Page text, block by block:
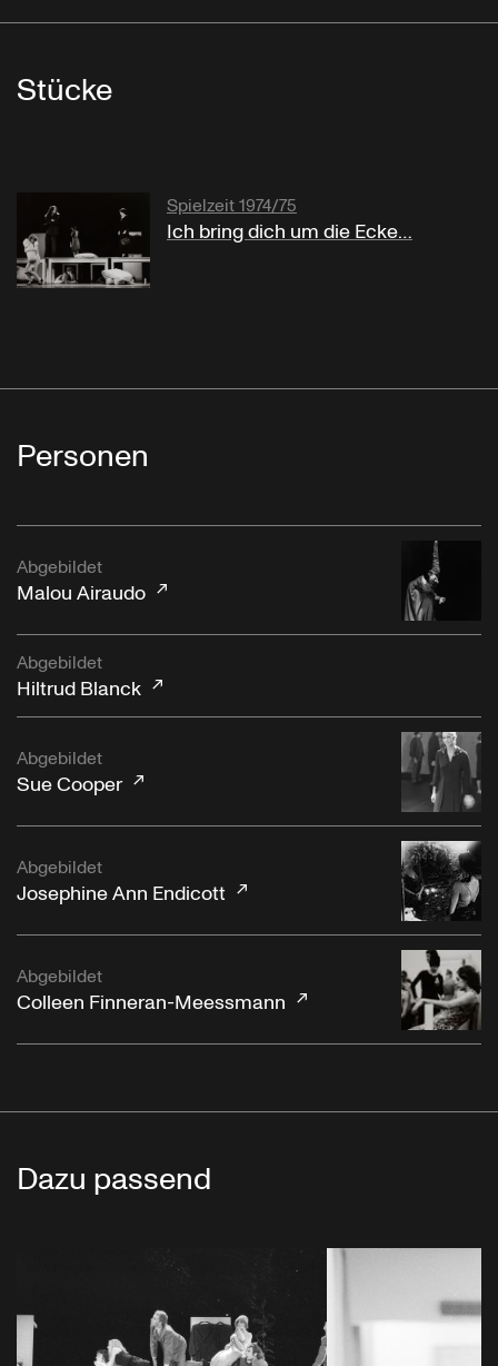
Stücke
Spielzeit 1974/75
Ich bring dich um die Ecke…
Personen
Abgebildet
Malou Airaudo
Abgebildet
Hiltrud Blanck
Abgebildet
Sue Cooper
Abgebildet
Josephine Ann Endicott
Abgebildet
Colleen Finneran-Meessmann
Dazu passend